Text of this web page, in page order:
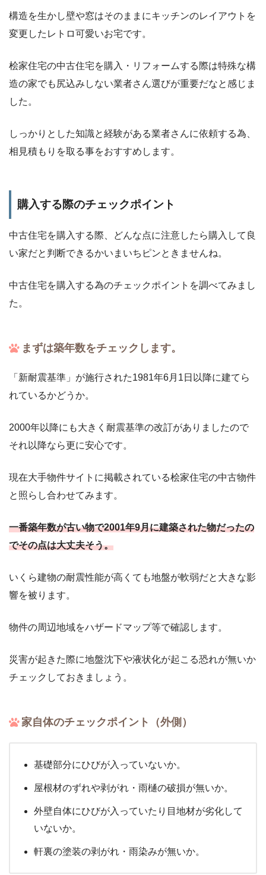
構造を生かし壁や窓はそのままにキッチンのレイアウトを
変更したレトロ可愛いお宅です。
桧家住宅の中古住宅を購入・リフォームする際は特殊な構
造の家でも尻込みしない業者さん選びが重要だなと感じま
した。
しっかりとした知識と経験がある業者さんに依頼する為、
相見積もりを取る事をおすすめします。
購入する際のチェックポイント
中古住宅を購入する際、どんな点に注意したら購入して良
い家だと判断できるかいまいちピンときませんね。
中古住宅を購入する為のチェックポイントを調べてみまし
た。
まずは築年数をチェックします。
「新耐震基準」が施行された1981年6月1日以降に建てら
れているかどうか。
2000年以降にも大きく耐震基準の改訂がありましたので
それ以降なら更に安心です。
現在大手物件サイトに掲載されている桧家住宅の中古物件
と照らし合わせてみます。
一番築年数が古い物で2001年9月に建築された物だったの
でその点は大丈夫そう。
いくら建物の耐震性能が高くても地盤が軟弱だと大きな影
響を被ります。
物件の周辺地域をハザードマップ等で確認します。
災害が起きた際に地盤沈下や液状化が起こる恐れが無いか
チェックしておきましょう。
家自体のチェックポイント（外側）
基礎部分にひびが入っていないか。
屋根材のずれや剥がれ・雨樋の破損が無いか。
外壁自体にひびが入っていたり目地材が劣化して
いないか。
軒裏の塗装の剥がれ・雨染みが無いか。